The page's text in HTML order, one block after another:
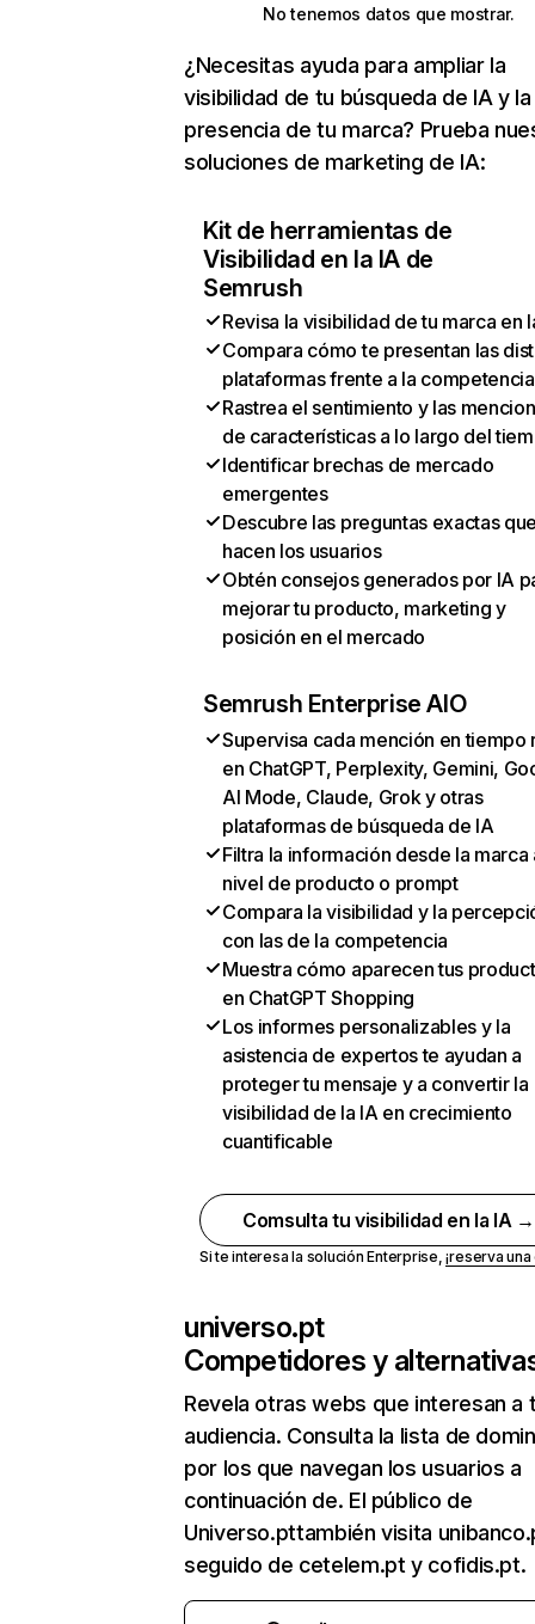
No tenemos datos que mostrar.
¿Necesitas ayuda para ampliar la
visibilidad de tu búsqueda de IA y la
presencia de tu marca? Prueba
soluciones de marketing de IA:
Kit de herramientas de
Visibilidad en la IA de
Semrush
Revisa la visibilidad de tu marca en
Compara cómo te presentan las
plataformas frente a la competencia
Rastrea el sentimiento y las
de características a lo largo del
Identificar brechas de mercado
emergentes
Descubre las preguntas exactas
hacen los usuarios
Obtén consejos generados por IA
mejorar tu producto, marketing y
posición en el mercado
Semrush Enterprise AIO
Supervisa cada mención en tiempo
en ChatGPT, Perplexity, Gemini,
AI Mode, Claude, Grok y otras
plataformas de búsqueda de IA
Filtra la información desde la marca
nivel de producto o prompt
Compara la visibilidad y la
con las de la competencia
Muestra cómo aparecen tus
en ChatGPT Shopping
Los informes personalizables y la
asistencia de expertos te ayudan a
proteger tu mensaje y a convertir la
visibilidad de la IA en crecimiento
cuantificable
Comsulta tu visibilidad en la IA →
Si te interesa la solución Enterprise,¡reserva
universo.pt
Competidores y
Revela otras webs que interesan a
audiencia. Consulta la lista de
por los que navegan los usuarios a
continuación de. El público de
Universo.pttambién visita
seguido de cetelem.pt y cofidis.pt.